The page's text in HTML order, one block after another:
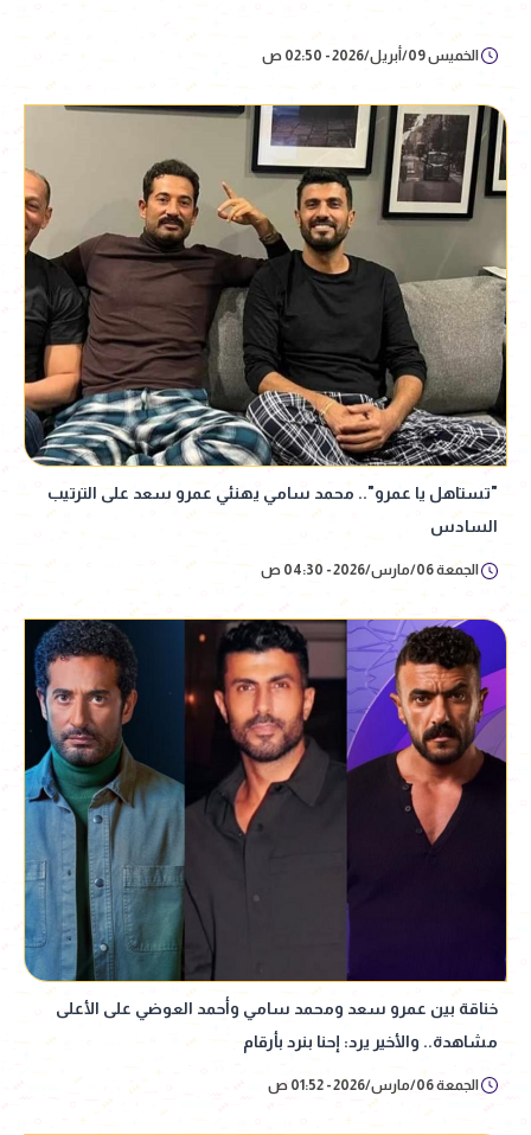
الخميس 09/أبريل/2026 - 02:50 ص
"تستاهل يا عمرو".. محمد سامي يهنئي عمرو سعد على الترتيب
السادس
الجمعة 06/مارس/2026 - 04:30 ص
خناقة بين عمرو سعد ومحمد سامي وأحمد العوضي على الأعلى
مشاهدة.. والأخير يرد: إحنا بنرد بأرقام
الجمعة 06/مارس/2026 - 01:52 ص